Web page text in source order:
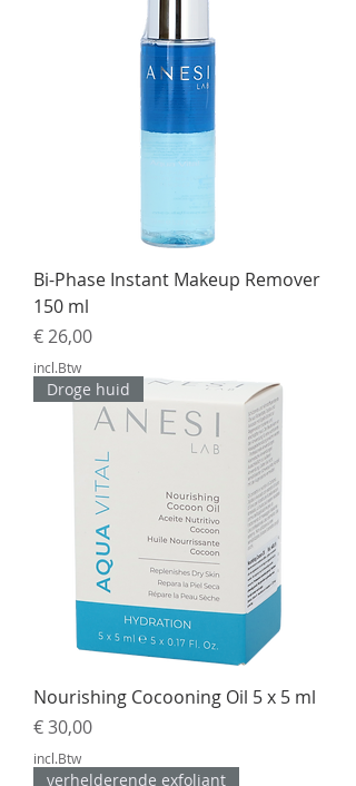
Bi-Phase Instant Makeup Remover
150 ml
Prijs
€ 26,00
incl.Btw
Droge huid
Nourishing Cocooning Oil 5 x 5 ml
Prijs
€ 30,00
incl.Btw
verhelderende exfoliant